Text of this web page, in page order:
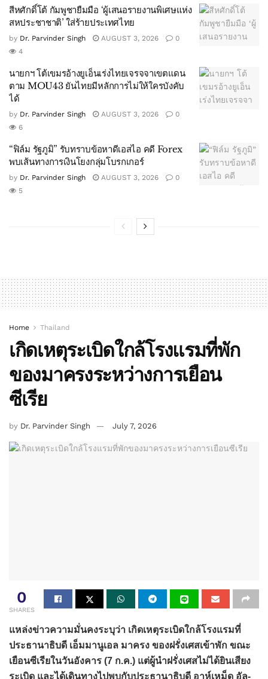
สีหศักดิ์โต้ กัมพูชายืมมือ ‘ผู้เสนอรายงานพิเศษแห่ง
สหประชาชาติ’ ใส่ร้ายประเทศไทย
by Dr. Parvinder Singh AUGUST 3, 2026
0
4
นายกฯ โต้เขมรอ้างยูเอ็นเร่งไทยเจรจจาเขตแดน
ตาม MOU43 ยันไทยมีหลักการไม่ให้ใครบังคับ
ได้
by Dr. Parvinder Singh AUGUST 3, 2026
0
6
“ฟิล์ม รัฐภูมิ” รับทราบข้อหาดีเอสไอ คดี Forex
พบเส้นทางการเงินโยงกลุ่มโบรกเกอร์
by Dr. Parvinder Singh AUGUST 3, 2026
0
5
Home Thailand
เกิดเหตุระเบิดใกล้โรงแรมที่พัก
ของมาครงระหว่างการเยือน
ซีเรีย
by Dr. Parvinder Singh July 7, 2026
0
SHARES
แหล่งข่าวความมั่นคงระบุว่า เกิดเหตุระเบิดใกล้โรงแรมที่
ประธานาธิบดี เอ็มมานูเอล มาครง ของฝรั่งเศสเข้าพัก ขณะ
เยือนซีเรียในวันอังคาร (7 ก.ค.) แต่ผู้นำฝรั่งเศสไม่ได้ยินเสียง
ระเบิด และได้เดินทางไปพบกับประธานาธิบดี อาห์เหม็ด อัล-